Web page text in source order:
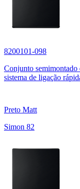
8200101-098
Conjunto
sistema de ligação
Preto Matt
Simon 82